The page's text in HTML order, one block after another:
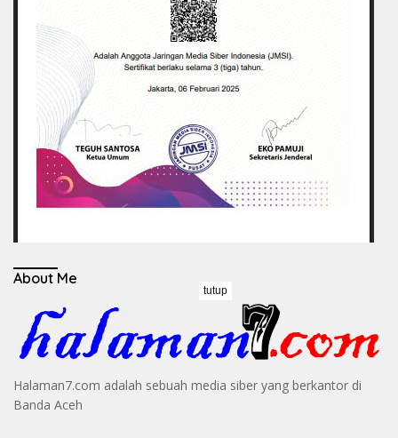
About Me
Halaman7.com adalah sebuah media siber yang berkantor di
Banda Aceh
tutup